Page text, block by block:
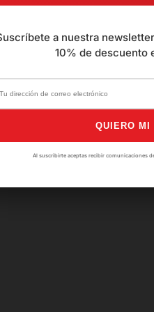
a nuestra
10% de descuento
QUIERO MI
Al suscribirte aceptas recibir comunicaciones
0Reseñas